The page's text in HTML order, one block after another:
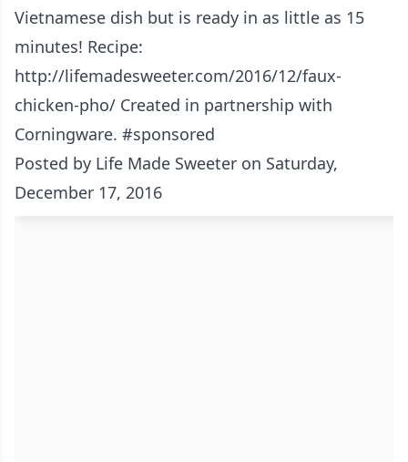
Vietnamese dish but is ready in as little as 15
minutes! Recipe:
http://lifemadesweeter.com/2016/12/faux-
chicken-pho/ Created in partnership with
Corningware. #sponsored
Posted by Life Made Sweeter on Saturday,
December 17, 2016